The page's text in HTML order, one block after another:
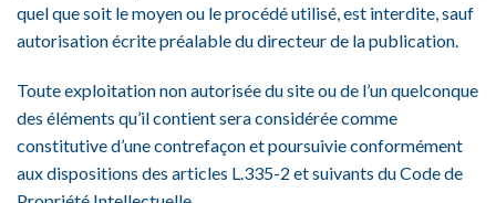
quel que soit le moyen ou le procédé utilisé, est interdite, sauf
autorisation écrite préalable du directeur de la publication.
Toute exploitation non autorisée du site ou de l’un quelconque
des éléments qu’il contient sera considérée comme
constitutive d’une contrefaçon et poursuivie conformément
aux dispositions des articles L.335-2 et suivants du Code de